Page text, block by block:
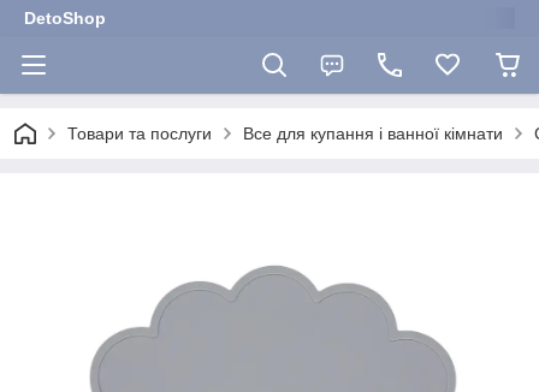
DetoShop
Товари та послуги Все для купання і ванної кімнати